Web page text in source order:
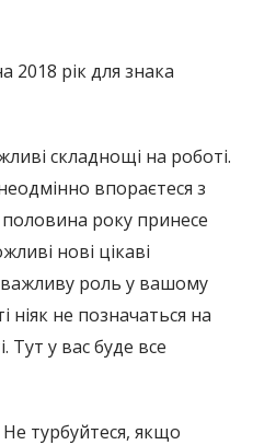
2018 рік для знака
складнощі на роботі.
впораєтеся з
року принесе
нові цікаві
важливу роль у вашому
ніяк не позначаться на
у вас буде все
Не турбуйтеся, якщо